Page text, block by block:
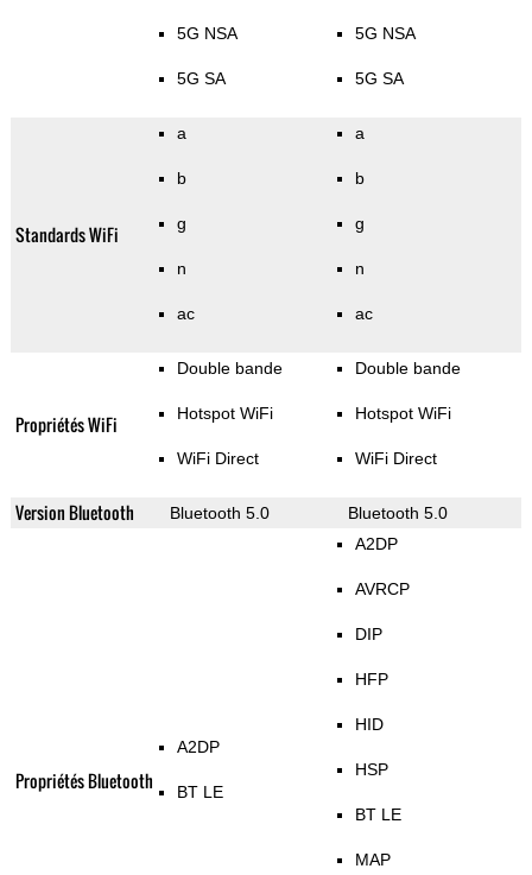
5G NSA
5G SA
5G NSA
5G SA
Standards WiFi
a
b
g
n
ac
a
b
g
n
ac
Propriétés WiFi
Double bande
Hotspot WiFi
WiFi Direct
Double bande
Hotspot WiFi
WiFi Direct
Version Bluetooth Bluetooth 5.0 Bluetooth 5.0
Propriétés Bluetooth
A2DP
BT LE
A2DP
AVRCP
DIP
HFP
HID
HSP
BT LE
MAP